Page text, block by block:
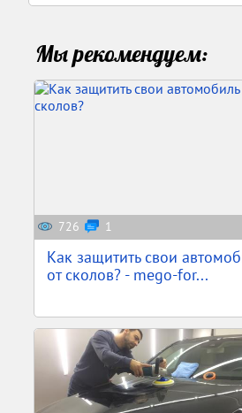
Мы рекомендуем:
726 1
Как защитить свои
от сколов? - mego-for...